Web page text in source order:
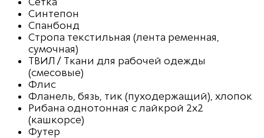
Синтепон
Спанбонд
Стропа текстильная (лента ременная,
сумочная)
ТВИЛ / Ткани для рабочей одежды
(смесовые)
Флис
Фланель, бязь, тик (пуходержащий), хлопок
Рибана однотонная с лайкрой 2х2
(кашкорсе)
Футер